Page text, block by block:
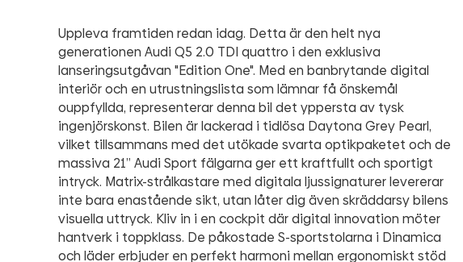
Uppleva framtiden redan idag. Detta är den helt nya
generationen Audi Q5 2.0 TDI quattro i den exklusiva
lanseringsutgåvan "Edition One". Med en banbrytande digital
interiör och en utrustningslista som lämnar få önskemål
ouppfyllda, representerar denna bil det yppersta av tysk
ingenjörskonst. Bilen är lackerad i tidlösa Daytona Grey Pearl,
vilket tillsammans med det utökade svarta optikpaketet och de
massiva 21” Audi Sport fälgarna ger ett kraftfullt och sportigt
intryck. Matrix-strålkastare med digitala ljussignaturer levererar
inte bara enastående sikt, utan låter dig även skräddarsy bilens
visuella uttryck. Kliv in i en cockpit där digital innovation möter
hantverk i toppklass. De påkostade S-sportstolarna i Dinamica
och läder erbjuder en perfekt harmoni mellan ergonomiskt stöd